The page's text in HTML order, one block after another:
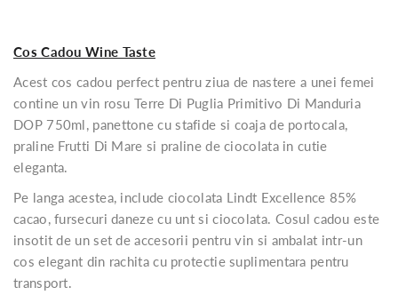
Cos Cadou Wine Taste
Acest cos cadou perfect pentru ziua de nastere a unei femei
contine un vin rosu Terre Di Puglia Primitivo Di Manduria
DOP 750ml, panettone cu stafide si coaja de portocala,
praline Frutti Di Mare si praline de ciocolata in cutie
eleganta.
Pe langa acestea, include ciocolata Lindt Excellence 85%
cacao, fursecuri daneze cu unt si ciocolata. Cosul cadou este
insotit de un set de accesorii pentru vin si ambalat intr-un
cos elegant din rachita cu protectie suplimentara pentru
transport.